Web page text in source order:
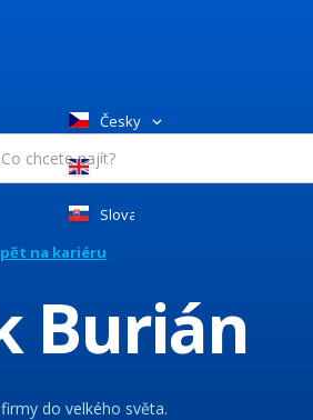
Česky
English
Slovakia
na kariéru
Burián
do velkého světa.